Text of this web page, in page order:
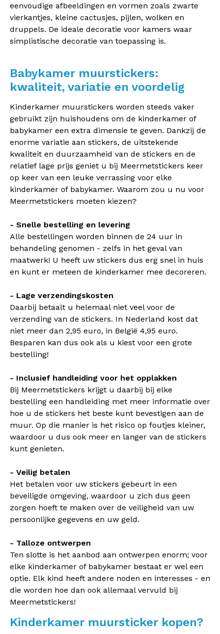
eenvoudige afbeeldingen en vormen zoals zwarte
vierkantjes, kleine cactusjes, pijlen, wolken en
druppels. De ideale decoratie voor kamers waar
simplistische decoratie van toepassing is.
Babykamer muurstickers:
kwaliteit, variatie en voordelig
Kinderkamer muurstickers worden steeds vaker
gebruikt zijn huishoudens om de kinderkamer of
babykamer een extra dimensie te geven. Dankzij de
enorme variatie aan stickers, de uitstekende
kwaliteit en duurzaamheid van de stickers en de
relatief lage prijs geniet u bij Meermetstickers keer
op keer van een leuke verrassing voor elke
kinderkamer of babykamer. Waarom zou u nu voor
Meermetstickers moeten kiezen?
- Snelle bestelling en levering
Alle bestellingen worden binnen de 24 uur in
behandeling genomen - zelfs in het geval van
maatwerk! U heeft uw stickers dus erg snel in huis
en kunt er meteen de kinderkamer mee decoreren.
- Lage verzendingskosten
Daarbij betaalt u helemaal niet veel voor de
verzending van de stickers. In Nederland kost dat
niet meer dan 2,95 euro, in België 4,95 euro.
Besparen kan dus ook als u kiest voor een grote
bestelling!
- Inclusief handleiding voor het opplakken
Bij Meermetstickers krijgt u daarbij bij elke
bestelling een handleiding met meer informatie over
hoe u de stickers het beste kunt bevestigen aan de
muur. Op die manier is het risico op foutjes kleiner,
waardoor u dus ook meer en langer van de stickers
kunt genieten.
- Veilig betalen
Het betalen voor uw stickers gebeurt in een
beveiligde omgeving, waardoor u zich dus geen
zorgen hoeft te maken over de veiligheid van uw
persoonlijke gegevens en uw geld.
- Talloze ontwerpen
Ten slotte is het aanbod aan ontwerpen enorm; voor
elke kinderkamer of babykamer bestaat er wel een
optie. Elk kind heeft andere noden en interesses - en
die worden hoe dan ook allemaal vervuld bij
Meermetstickers!
Kinderkamer muursticker kopen?